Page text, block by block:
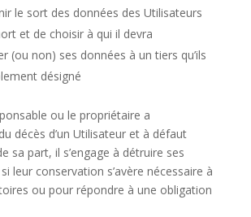
le sort des données des Utilisateurs
et de choisir à qui il devra
(ou non) ses données à un tiers qu’ils
désigné
ou le propriétaire a
décès d’un Utilisateur et à défaut
sa part, il s’engage à détruire ses
leur conservation s’avère nécessaire à
ou pour répondre à une obligation